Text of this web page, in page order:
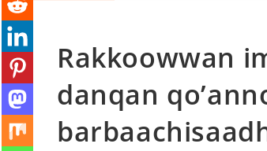
Rakkoowwan
danqan